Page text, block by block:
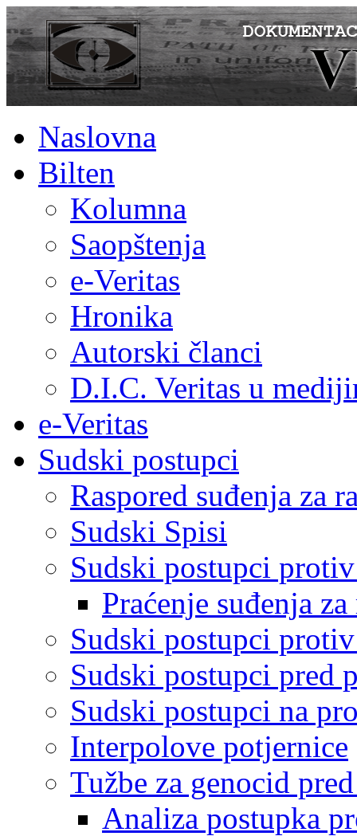
Naslovna
Bilten
Kolumna
Saopštenja
e-Veritas
Hronika
Autorski članci
D.I.C. Veritas u
e-Veritas
Sudski postupci
Raspored suđenja za
Sudski Spisi
Sudski postupci
Praćenje suđenja
Sudski postupci
Sudski postupci pred
Sudski postupci na
Interpolove potjernice
Tužbe za genocid
Analiza postupka